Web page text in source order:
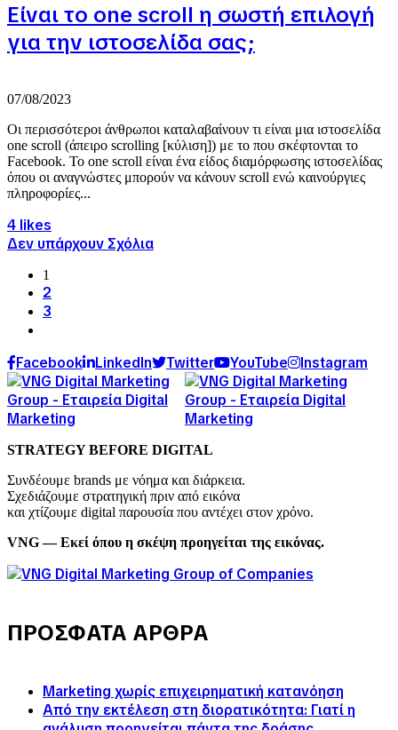
Είναι το one scroll η σωστή επιλογή
για την ιστοσελίδα σας;
07/08/2023
Οι περισσότεροι άνθρωποι καταλαβαίνουν τι είναι μια ιστοσελίδα
one scroll (άπειρο scrolling [κύλιση]) με το που σκέφτονται το
Facebook. Το one scroll είναι ένα είδος διαμόρφωσης ιστοσελίδας
όπου οι αναγνώστες μπορούν να κάνουν scroll ενώ καινούργιες
πληροφορίες...
4 likes
Δεν υπάρχουν Σχόλια
1
2
3
Facebook LinkedIn Twitter YouTube Instagram
STRATEGY BEFORE DIGITAL
Συνδέουμε brands με νόημα και διάρκεια.
Σχεδιάζουμε στρατηγική πριν από εικόνα
και χτίζουμε digital παρουσία που αντέχει στον χρόνο.
VNG — Εκεί όπου η σκέψη προηγείται της εικόνας.
ΠΡΟΣΦΑΤΑ ΑΡΘΡΑ
Marketing χωρίς επιχειρηματική κατανόηση
Από την εκτέλεση στη διορατικότητα: Γιατί η